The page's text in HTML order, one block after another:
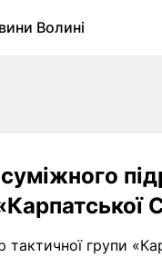
Волині
групи